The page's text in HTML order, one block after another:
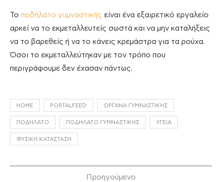
Το ποδήλατο γυμναστικής είναι ένα εξαιρετικό εργαλείο
αρκεί να το εκμεταλλευτείς σωστά και να μην καταλήξεις
να το βαρεθείς ή να το κάνεις κρεμάστρα για τα ρούχα.
Όσοι το εκμεταλλεύτηκαν με τον τρόπο που
περιγράφουμε δεν έχασαν πάντως.
HOME PORTALFEED ΌΡΓΑΝΑ ΓΥΜΝΑΣΤΙΚΉΣ
ΠΟΔΉΛΑΤΟ ΠΟΔΉΛΑΤΟ ΓΥΜΝΑΣΤΙΚΉΣ ΥΓΕΊΑ
ΦΥΣΙΚΉ ΚΑΤΆΣΤΑΣΗ
Προηγούμενο